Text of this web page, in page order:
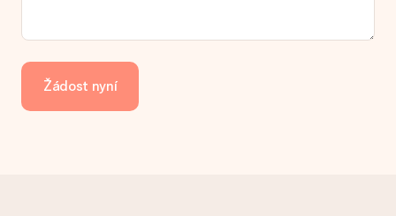
Žádost nyní